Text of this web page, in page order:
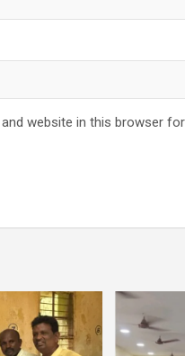
and website in this browser